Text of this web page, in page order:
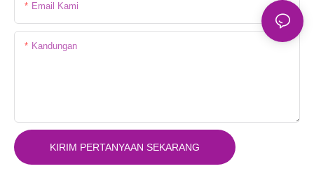
Email Kami
Kandungan
KIRIM PERTANYAAN SEKARANG